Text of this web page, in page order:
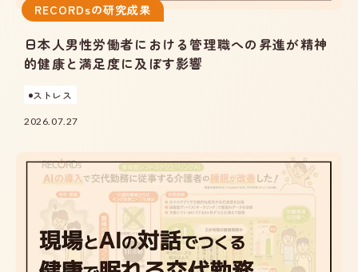
RECORDsの研究成果
日本人男性労働者における管理職への昇進が精神
的健康と満足度に及ぼす影響
ストレス
2026.07.27